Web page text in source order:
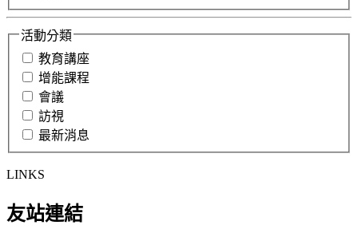
活動分類
教育講座
增能課程
會議
訪視
最新消息
LINKS
友站連結